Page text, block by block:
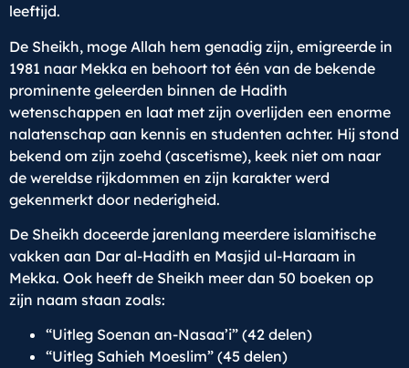
leeftijd.
De Sheikh, moge Allah hem genadig zijn, emigreerde in
1981 naar Mekka en behoort tot één van de bekende
prominente geleerden binnen de Hadith
wetenschappen en laat met zijn overlijden een enorme
nalatenschap aan kennis en studenten achter. Hij stond
bekend om zijn zoehd (ascetisme), keek niet om naar
de wereldse rijkdommen en zijn karakter werd
gekenmerkt door nederigheid.
De Sheikh doceerde jarenlang meerdere islamitische
vakken aan Dar al-Hadith en Masjid ul-Haraam in
Mekka. Ook heeft de Sheikh meer dan 50 boeken op
zijn naam staan zoals:
“Uitleg Soenan an-Nasaa’i” (42 delen)
“Uitleg Sahieh Moeslim” (45 delen)